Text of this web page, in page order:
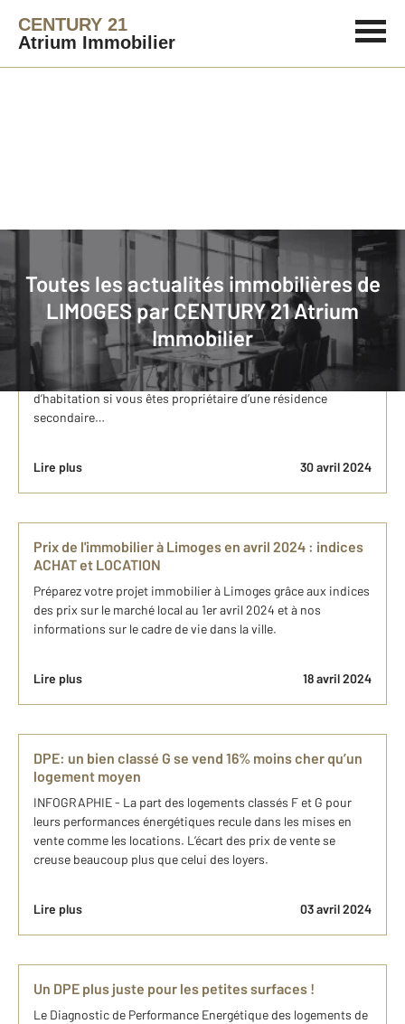
CENTURY 21
Atrium Immobilier
Toutes les actualités immobilières de
LIMOGES par CENTURY 21 Atrium
Immobilier
Actualités immobilières à LIMOGES
Taxe foncière, taxe d’habitation… A quoi servent ces
impôts locaux ?
Si vous êtes propriétaire, vous venez certainement de
recevoir votre avis de taxe foncière. Sans oublier la taxe
d’habitation si vous êtes propriétaire d’une résidence
secondaire…
Lire plus 30 avril 2024
Prix de l'immobilier à Limoges en avril 2024 : indices
ACHAT et LOCATION
Préparez votre projet immobilier à Limoges grâce aux indices
des prix sur le marché local au 1er avril 2024 et à nos
informations sur le cadre de vie dans la ville.
Lire plus 18 avril 2024
DPE: un bien classé G se vend 16% moins cher qu’un
logement moyen
INFOGRAPHIE - La part des logements classés F et G pour
leurs performances énergétiques recule dans les mises en
vente comme les locations. L’écart des prix de vente se
creuse beaucoup plus que celui des loyers.
Lire plus 03 avril 2024
Un DPE plus juste pour les petites surfaces !
Le Diagnostic de Performance Energétique des logements de